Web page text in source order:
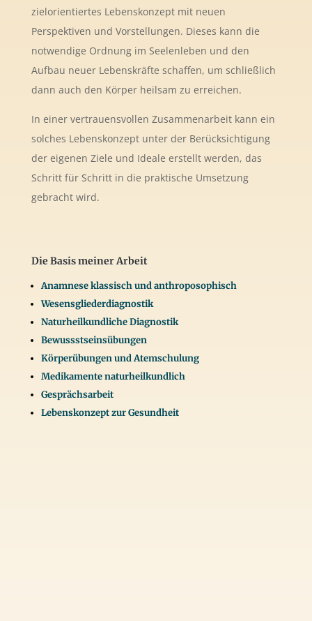
zielorientiertes Lebenskonzept mit neuen
Perspektiven und Vorstellungen. Dieses kann die
notwendige Ordnung im Seelenleben und den
Aufbau neuer Lebenskräfte schaffen, um schließlich
dann auch den Körper heilsam zu erreichen.
In einer vertrauensvollen Zusammenarbeit kann ein
solches Lebenskonzept unter der Berücksichtigung
der eigenen Ziele und Ideale erstellt werden, das
Schritt für Schritt in die praktische Umsetzung
gebracht wird.
Die Basis meiner Arbeit
Anamnese klassisch und anthroposophisch
Wesensgliederdiagnostik
Naturheilkundliche Diagnostik
Bewussstseinsübungen
Körperübungen und Atemschulung
Medikamente naturheilkundlich
Gesprächsarbeit
Lebenskonzept zur Gesundheit